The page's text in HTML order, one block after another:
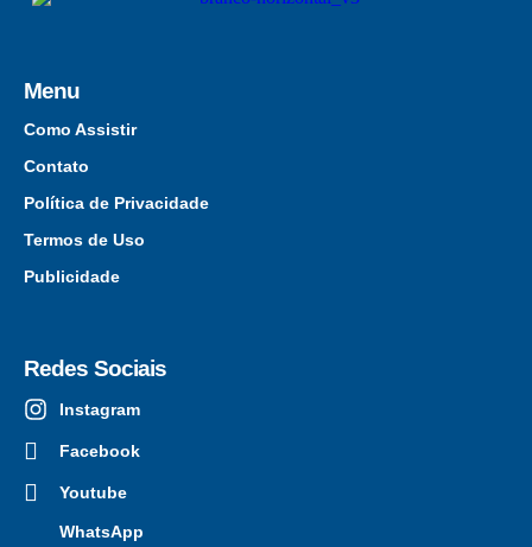
Menu
Como Assistir
Contato
Política de Privacidade
Termos de Uso
Publicidade
Redes Sociais
Instagram
Facebook
Youtube
WhatsApp